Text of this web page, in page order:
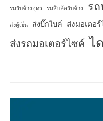
รถรับจ้างอุดร รถสิบล้อรับจ้าง รถ
ส่งตู้เย็น ส่งบิ๊กไบค์ ส่งมอเตอร์
ส่งรถมอเตอร์ไซค์ ไ